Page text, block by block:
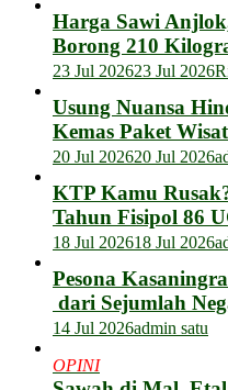
Harga Sawi
Borong 210
23 Jul 202623 Jul 2026
Usung Nuansa
Kemas Paket
20 Jul 202620 Jul 2026
KTP Kamu
Tahun Fisipol 86
18 Jul 202618 Jul 2026
Pesona
dari Sejumlah
14 Jul 2026admin satu
OPINI